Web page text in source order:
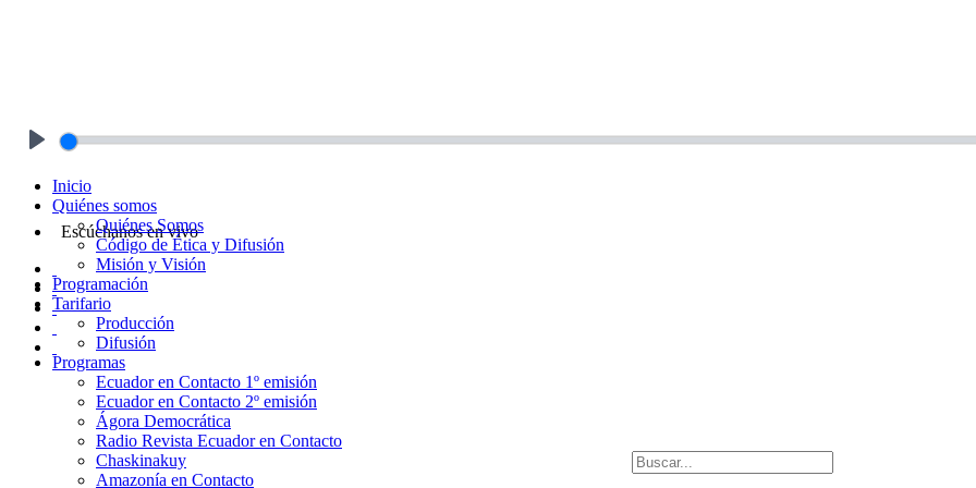
Escúchanos en vivo
Inicio
Quiénes somos
Quiénes Somos
Código de Ética y Difusión
Misión y Visión
Programación
Tarifario
Producción
Difusión
Programas
Ecuador en Contacto 1º emisión
Ecuador en Contacto 2º emisión
Ágora Democrática
Radio Revista Ecuador en Contacto
Chaskinakuy
Amazonía en Contacto